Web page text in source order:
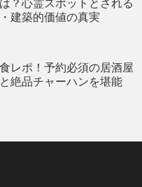
？心霊スポットとされる
建築的価値の真実
レポ！予約必須の居酒屋
絶品チャーハンを堪能